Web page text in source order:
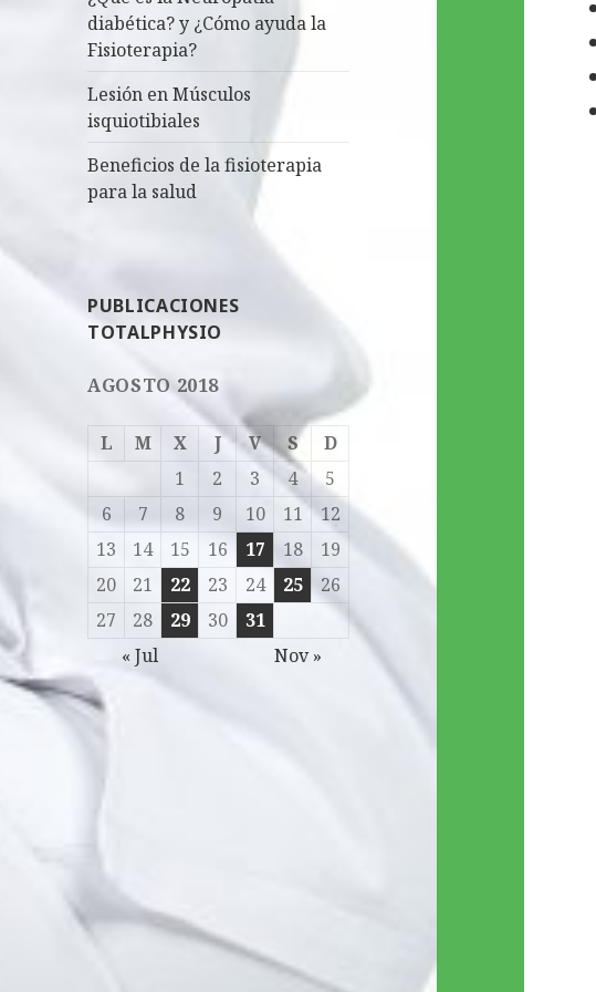
diabética? y ¿Cómo ayuda la
Fisioterapia?
Lesión en Músculos
isquiotibiales
Beneficios de la fisioterapia
para la salud
PUBLICACIONES
TOTALPHYSIO
AGOSTO 2018
L M X J V S
D
1
2 3 4
5
6
7 8 9 10 11
12
13
14 15 16 17 18
19
20
21 22 23 24 25
26
27
28 29 30
31
« Jul
Nov »